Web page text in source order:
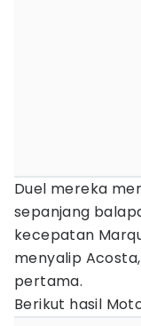
Duel mereka
sepanjang
kecepatan
menyalip
pertama.
Berikut hasil